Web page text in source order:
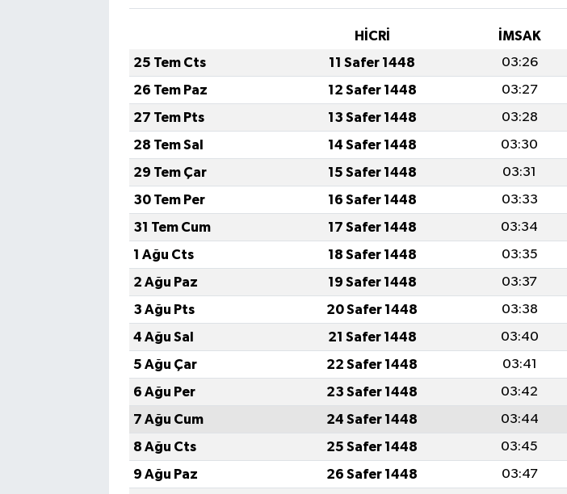
HİCRİ İMSAK
25 Tem Cts
11 Safer 1448 03:26
26 Tem Paz
12 Safer 1448 03:27
27 Tem Pts
13 Safer 1448 03:28
28 Tem Sal
14 Safer 1448 03:30
29 Tem Çar
15 Safer 1448 03:31
30 Tem Per
16 Safer 1448 03:33
31 Tem Cum
17 Safer 1448 03:34
1 Ağu Cts
18 Safer 1448 03:35
2 Ağu Paz
19 Safer 1448 03:37
3 Ağu Pts
20 Safer 1448 03:38
4 Ağu Sal
21 Safer 1448 03:40
5 Ağu Çar
22 Safer 1448 03:41
6 Ağu Per
23 Safer 1448 03:42
7 Ağu Cum
24 Safer 1448 03:44
8 Ağu Cts
25 Safer 1448 03:45
9 Ağu Paz
26 Safer 1448 03:47